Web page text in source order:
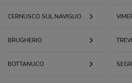
CERNUSCO SUL NAVIGLIO
BRUGHERIO
BOTTANUCO